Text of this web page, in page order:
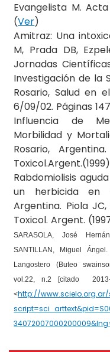
Evangelista M.
(Ver)
Amitraz: Una
M, Prada DB,
Jornadas
Investigación de la
Rosario, Salud en
6/09/02. Páginas
Influencia de
Morbilidad y
Rosario,
Rabdomiolisis
un herbicida en
Argentina. Piola
Toxicol. Argent.
SARASOLA, José
SANTILLAN, Miguel
Langostero (Buteo
vol.22, n.2 [citado
<http://www.scielo.org.ar/